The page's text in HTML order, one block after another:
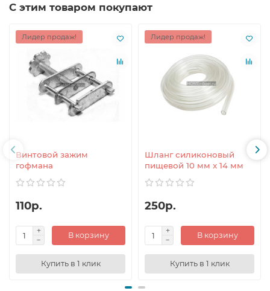
С этим товаром покупают
Лидер продаж!
Винтовой зажим
гофмана
110р.
В корзину
Купить в 1 клик
Лидер продаж!
Шланг силиконовый
пищевой 10 мм x 14 мм
250р.
В корзину
Купить в 1 клик